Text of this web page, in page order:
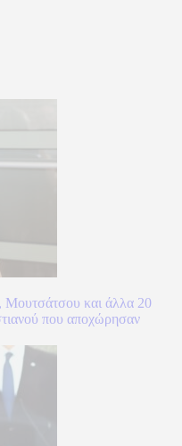
Μουτσάτσου και άλλα 20
που αποχώρησαν